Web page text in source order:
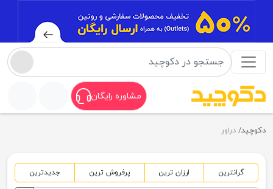
مشاوره رایگان
دکوچید دراور
گرانترین ارزان ترین پرفروش ترین جدیدترین